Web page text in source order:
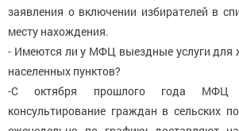
заявления о включении избирателей в
месту нахождения.
- Имеются ли у МФЦ выездные услуги для
населенных пунктов?
-С октября прошлого года
консультирование граждан в сельских